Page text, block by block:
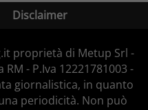
Disclaimer
proprietà di Metup Srl -
- P.Iva 12221781003 -
giornalistica, in quanto
periodicità. Non può